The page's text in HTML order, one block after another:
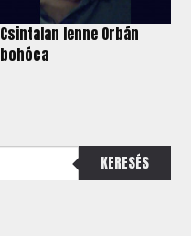
Csintalan lenne Orbán
bohóca
KERESÉS